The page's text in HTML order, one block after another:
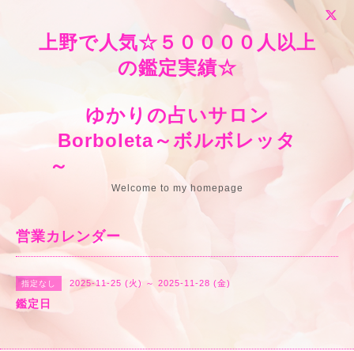
上野で人気☆５００００人以上
の鑑定実績☆
ゆかりの占いサロン
Borboleta～ボルボレッタ
～
Welcome to my homepage
営業カレンダー
指定なし 2025-11-25 (火) ～ 2025-11-28 (金)
鑑定日